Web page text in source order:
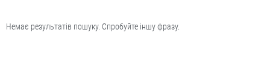
Немає результатів пошуку. Спробуйте іншу фразу.